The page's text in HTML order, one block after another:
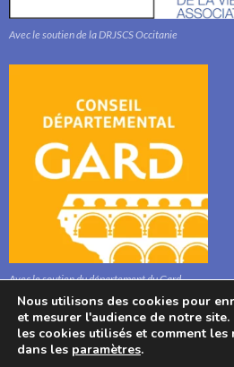
Avec le soutien de la DRJSCS Occitanie
Avec le soutien du département du Gard
Nous utilisons des cookies pour
et mesurer l'audience de notre
les cookies utilisés et comment les
dans les paramètres.